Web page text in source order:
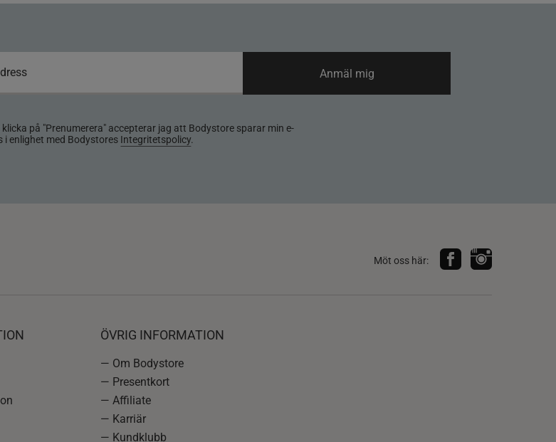
på "Prenumerera" accepterar jag att Bodystore sparar min e-
i enlighet med Bodystores Integritetspolicy.
Anmäl mig
Möt oss här:
ÖVRIG INFORMATION
— Om Bodystore
— Presentkort
— Affiliate
— Karriär
— Kundklubb